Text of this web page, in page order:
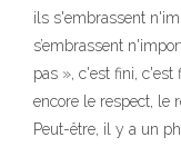
ils s'embrassent
s’embrassent
pas », c'est fini, c'est
encore le respect, le
Peut-être, il y a un